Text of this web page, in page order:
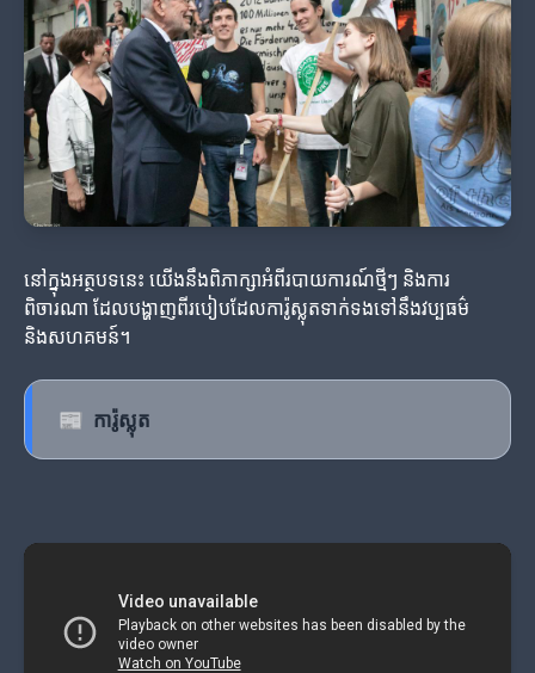
នៅក្នុងអត្ថបទនេះ យើងនឹងពិភាក្សាអំពីរបាយការណ៍ថ្មីៗ និងការ
ពិចារណា ដែលបង្ហាញពីរបៀបដែលការ៉ូស្លុតទាក់ទងទៅនឹងវប្បធម៌
និងសហគមន៍។
📰 ការ៉ូស្លុត